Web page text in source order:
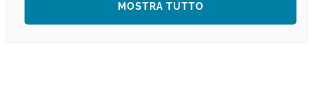
MOSTRA TUTTO